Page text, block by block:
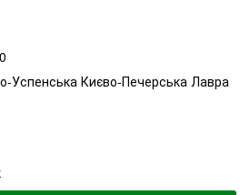
Успенська Києво-Печерська Лавра